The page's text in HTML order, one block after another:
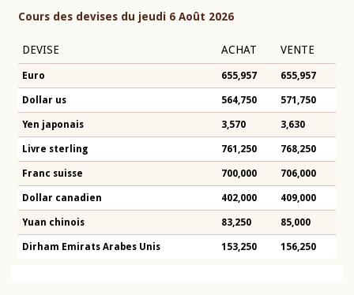
Cours des devises du jeudi 6 Août 2026
DEVISE ACHAT VENTE
Euro 655,957 655,957
Dollar us 564,750 571,750
Yen japonais 3,570 3,630
Livre sterling 761,250 768,250
Franc suisse 700,000 706,000
Dollar canadien 402,000 409,000
Yuan chinois 83,250 85,000
Dirham Emirats Arabes Unis 153,250 156,250